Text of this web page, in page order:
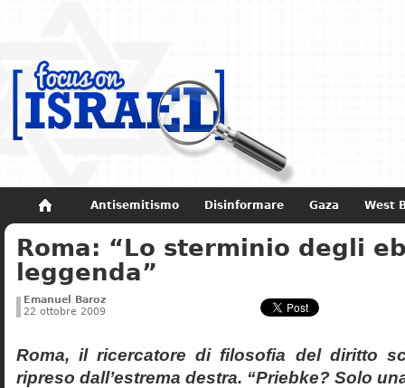
Antisemitismo Disinformare Gaza West
Non dimenticare Storia di Israele
Roma: “Lo sterminio degli
leggenda”
Emanuel Baroz
22 ottobre 2009
Roma, il ricercatore di filosofia del diritto
ripreso dall’estrema destra. “Priebke? Solo